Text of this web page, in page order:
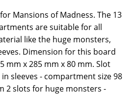
Mansions of Madness. The 13
are suitable for all
like the huge monsters,
Dimension for this board
mm x 285 mm x 80 mm. Slot
sleeves - compartment size 98
2 slots for huge monsters -